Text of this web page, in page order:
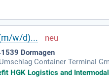
Kunden im Fokus, damit wir
Sie mehr über Ihre
w/d)...
Dormagen
Container Terminal
Schiffen sowie die
HGK Logistics and